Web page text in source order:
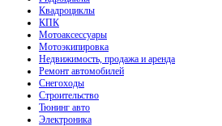
Квадроциклы
КПК
Мотоаксессуары
Мотоэкипировка
Недвижимость, продажа и аренда
Ремонт автомобилей
Снегоходы
Строительство
Тюнинг авто
Электроника